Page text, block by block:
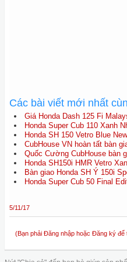
Các bài viết mới nhất
Giá Honda Dash 125 Fi
Honda Super Cub 110 Xanh
Honda SH 150 Vetro Blue
CubHouse VN hoàn tất bàn
Quốc Cường CubHouse bàn
Honda SH150i HMR Vetro
Bàn giao Honda SH Ý 150i
Honda Super Cub 50 Final
5/11/17
(Bạn phải Đăng nhập hoặc Đăng ký để